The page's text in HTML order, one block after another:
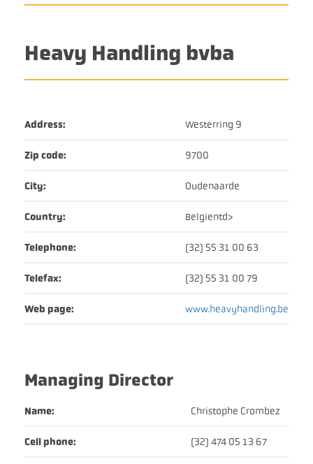
Heavy Handling bvba
Address: Westerring 9
Zip code: 9700
City: Oudenaarde
Country: Belgientd>
Telephone: (32) 55 31 00 63
Telefax: (32) 55 31 00 79
Web page: www.heavyhandling.be
Managing Director
Name: Christophe Crombez
Cell phone: (32) 474 05 13 67